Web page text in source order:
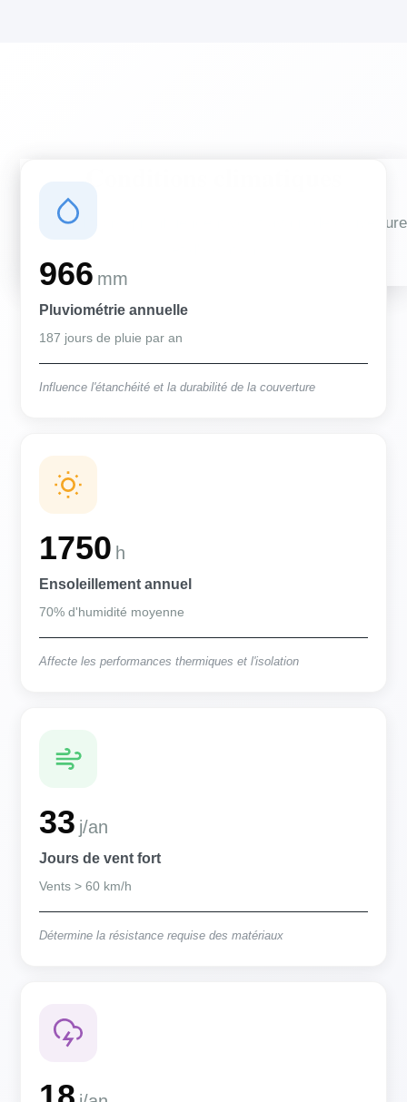
Des conditions qui influencent vos travaux de couverture
966 mm
Pluviométrie annuelle
187 jours de pluie par an
Influence l'étanchéité et la durabilité de la couverture
1750 h
Ensoleillement annuel
70% d'humidité moyenne
Affecte les performances thermiques et l'isolation
33 j/an
Jours de vent fort
Vents > 60 km/h
Détermine la résistance requise des matériaux